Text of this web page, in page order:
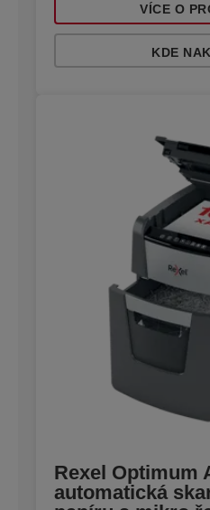
VÍCE O
KDE
Rexel Optimum
automatická